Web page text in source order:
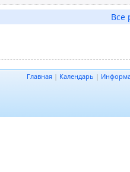
Все
Главная | Календарь |